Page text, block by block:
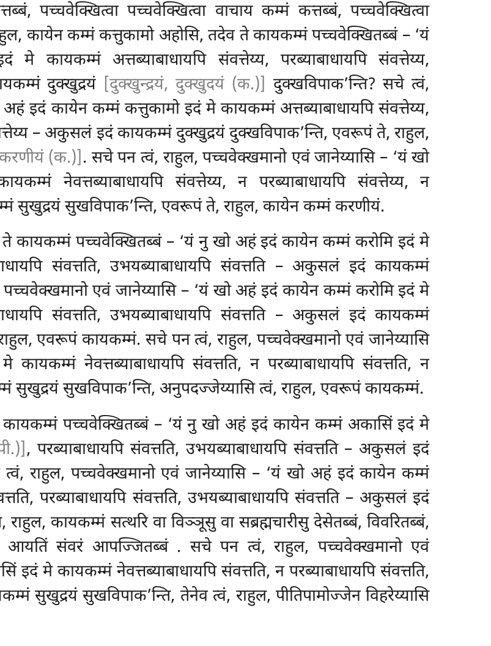
पच्चवेक्खित्वा पच्चवेक्खित्वा वाचाय कम्मं कत्तब्बं, पच्चवेक्खित्वा
कायेन कम्मं कत्तुकामो अहोसि, तदेव ते कायकम्मं पच्चवेक्खितब्बं – ‘यं
अत्तब्याबाधायपि संवत्तेय्य, परब्याबाधायपि संवत्तेय्य,
दुक्खुद्रयं [दुक्खुन्द्रयं, दुक्खुदयं (क.)] दुक्खविपाक’न्ति? सचे त्वं,
इदं कायेन कम्मं कत्तुकामो इदं मे कायकम्मं अत्तब्याबाधायपिसंवत्तेय्य,
– अकुसलं इदं कायकम्मं दुक्खुद्रयं दुक्खविपाक’न्ति, एवरूपं ते, राहुल,
(क.)]. सचेपन त्वं, राहुल, पच्चवेक्खमानो एवं जानेय्यासि – ‘यं खो
नेवत्तब्याबाधायपि संवत्तेय्य, न परब्याबाधायपि संवत्तेय्य, न
सुखुद्रयं सुखविपाक’न्ति, एवरूपं ते, राहुल, कायेन कम्मं करणीयं.
ते कायकम्मं पच्चवेक्खितब्बं – ‘यं नु खो अहं इदं कायेन कम्मं करोमि इदं मे
संवत्तति, उभयब्याबाधायपि संवत्तति – अकुसलं इदं कायकम्मं
एवं जानेय्यासि – ‘यं खो अहं इदं कायेन कम्मं करोमि इदं मे
संवत्तति, उभयब्याबाधायपि संवत्तति – अकुसलं इदं कायकम्मं
राहुल, एवरूपं कायकम्मं. सचे पन त्वं, राहुल, पच्चवेक्खमानो एवं जानेय्यासि
नेवत्तब्याबाधायपिसंवत्तति, न परब्याबाधायपि संवत्तति, न
सुखुद्रयं सुखविपाक’न्ति, अनुपदज्जेय्यासि त्वं, राहुल, एवरूपं कायकम्मं.
कायकम्मं पच्चवेक्खितब्बं – ‘यं नु खो अहं इदं कायेन कम्मं अकासिं इदं मे
, परब्याबाधायपि संवत्तति, उभयब्याबाधायपि संवत्तति – अकुसलं इदं
राहुल, पच्चवेक्खमानो एवं जानेय्यासि – ‘यं खो अहं इदं कायेन कम्मं
परब्याबाधायपि संवत्तति, उभयब्याबाधायपि संवत्तति – अकुसलं इदं
कायकम्मं सत्थरि वा विञ्ञूसु वा सब्रह्मचारीसुदेसेतब्बं, विवरितब्बं,
आयतिं संवरं आपज्जितब्बं . सचे पन त्वं, राहुल, पच्चवेक्खमानो एवं
मे कायकम्मं नेवत्तब्याबाधायपि संवत्तति, न परब्याबाधायपि संवत्तति,
सुखुद्रयं सुखविपाक’न्ति, तेनेव त्वं, राहुल, पीतिपामोज्जेन विहरेय्यासि